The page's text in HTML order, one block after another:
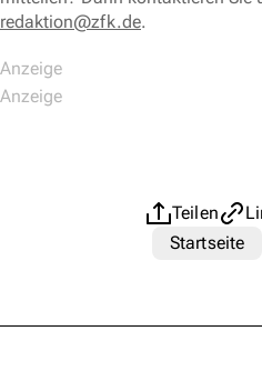
redaktion@zfk.de.
Teilen
Startseite